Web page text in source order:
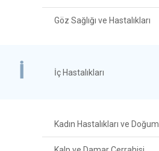
Göz Sağlığı ve Hastalıkları
İ İç Hastalıkları
Kadın Hastalıkları ve Doğum